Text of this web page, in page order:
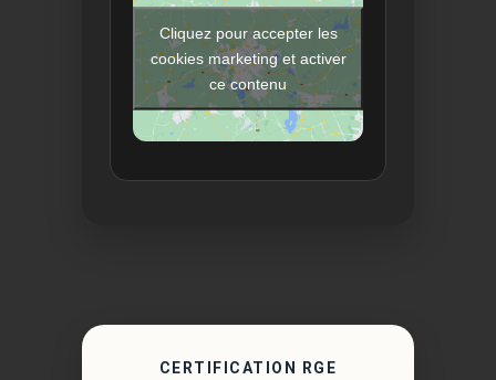
Cliquez pour accepter les
cookies marketing et activer
ce contenu
CERTIFICATION RGE